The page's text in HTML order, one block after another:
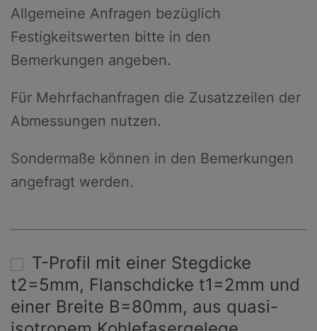
Allgemeine Anfragen bezüglich
Festigkeitswerten bitte in den
Bemerkungen angeben.
Für Mehrfachanfragen die Zusatzzeilen der
Abmessungen nutzen.
Sondermaße können in den Bemerkungen
angefragt werden.
T-Profil mit einer Stegdicke
t2=5mm, Flanschdicke t1=2mm und
einer Breite B=80mm, aus quasi-